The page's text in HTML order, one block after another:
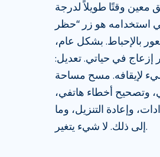
معين وقتًا طويلاً لدرجة
استخدامه هو زر “حظر
بالإحباط. بشكل عام،
إزعاج في حياتي. تعديل:
لإيقافه. مسح مساحة
وتصحيح أخطاء هاتفي،
وإعادة التنزيل، وما
إلى ذلك. لا شيء يتغير.